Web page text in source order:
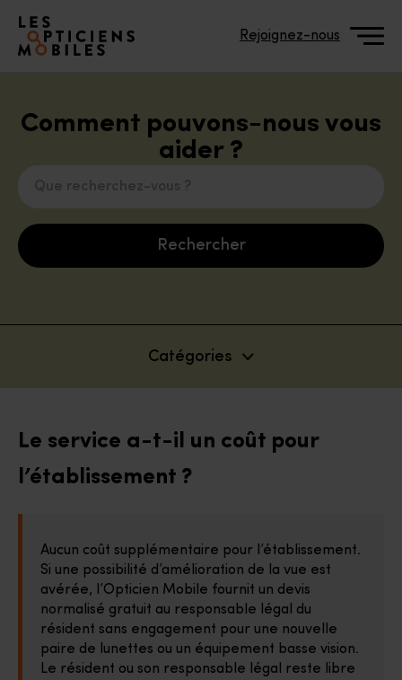
Accéder à notre page d'accueil
Rejoignez-nous
Comment pouvons-nous vous
aider ?
Rechercher
Catégories
Les Opticiens Mobiles et
Service Les Opticiens
Réglementation et
Le service a-t-il un coût pour
l’établissement ?
Aucun coût supplémentaire pour l’établissement.
Si une possibilité d’amélioration de la vue est
avérée, l’Opticien Mobile fournit un devis
normalisé gratuit au responsable légal du
résident sans engagement pour une nouvelle
paire de lunettes ou un équipement basse vision.
Le résident ou son responsable légal reste libre